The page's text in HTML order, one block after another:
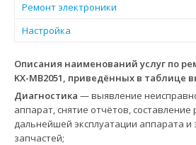
Ремонт электроники
Настройка
Описания наименований услуг по
KX-MB2051, приведённых в таблице
Диагностика — выявление
аппарат, снятие отчётов,
дальнейшей эксплуатации аппарата
запчастей;